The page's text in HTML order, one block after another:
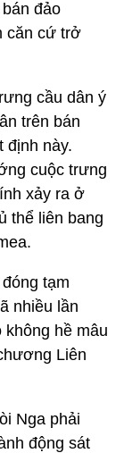
đảo
căn cứ trở
cầu dân ý
trên bán
định này.
cuộc trưng
xảy ra ở
thể liên bang
tạm
nhiều lần
không hề mâu
Liên
Nga phải
động sát